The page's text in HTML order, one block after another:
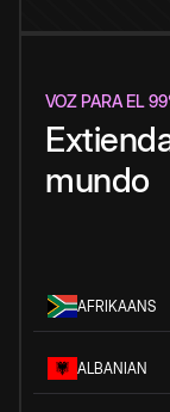
VOZ PARA EL
mundo
AFRIKAANS
ALBANIAN